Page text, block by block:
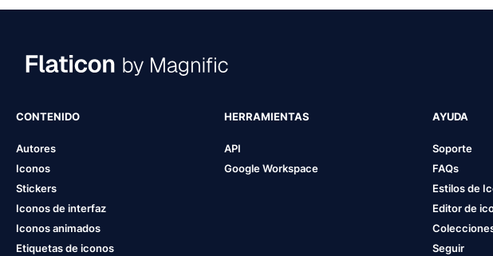
CONTENIDO
Autores
Iconos
Stickers
Iconos de interfaz
Iconos animados
Etiquetas de iconos
HERRAMIENTAS
API
Google Workspace
AYUDA
Soporte
FAQs
Estilos de
Editor de
Seguir